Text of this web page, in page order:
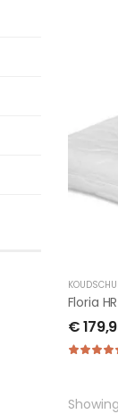
Floria
€
Showing